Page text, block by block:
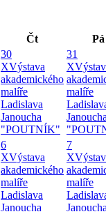
Čt
Pá
30
XVýstava
akademického
malíře
Ladislava
Janoucha
"POUTNÍK"
31
X
malíře
6
XVýstava
akademického
malíře
Ladislava
Janoucha
7
X
malíře